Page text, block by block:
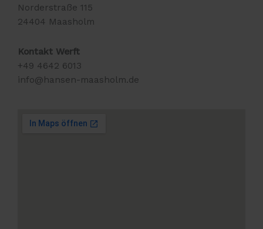
Norderstraße 115
24404 Maasholm
Kontakt Werft
+49 4642 6013
info@hansen-maasholm.de